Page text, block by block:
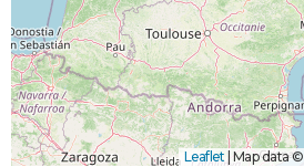
Leaflet Map data ©